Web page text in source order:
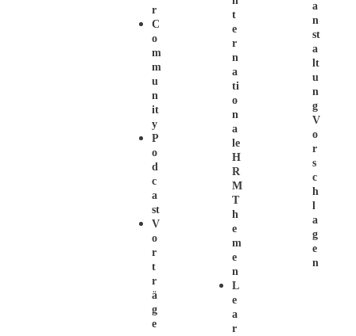
R
C
O
M
M
U
N
It
Y
P
O
D
C
A
St
V
O
R
T
R
Ä
G
E
T
E
R
N
A
Ti
O
N
A
Le
H
R
M
T
H
E
M
E
N
L
E
A
R
A
N
St
A
Lt
U
N
G
V
O
R
S
C
H
L
A
G
E
N